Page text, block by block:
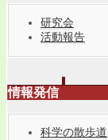
研究会
活動報告
情報発信
科学の散歩道